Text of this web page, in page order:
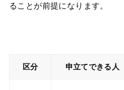
ることが前提になります。
区分 申立てできる人